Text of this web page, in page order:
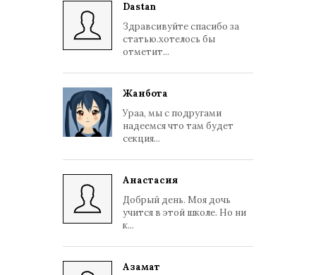
Dastan
Здравсивуйте спасибо за
статью.хотелось бы
отметит...
Жанбота
Ураа, мы с подругами
надеемся что там будет
секция...
Анастасия
Добрый день. Моя дочь
учится в этой школе. Но ни
к...
Азамат